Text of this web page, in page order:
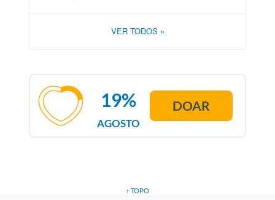
VER TODOS »
AGOSTO
19% DOAR
↑ TOPO